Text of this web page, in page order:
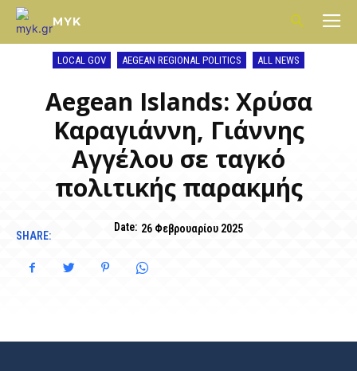
MYK
LOCAL GOV AEGEAN REGIONAL POLITICS ALL NEWS
Aegean Islands: Χρύσα
Καραγιάννη, Γιάννης
Αγγέλου σε ταγκό
πολιτικής παρακμής
Date: 26 Φεβρουαρίου 2025
SHARE: